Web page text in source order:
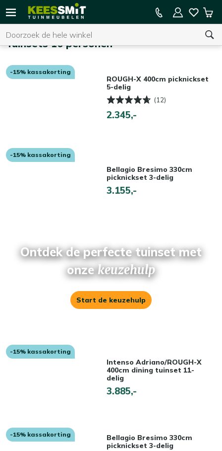
Kees
Tuinmeubelen
U heeft geen product(en) in uw winkelwagen.
15% kassakorting op de hele collectie
Tuinsets 10 personen
-15% kassakorting
ROUGH-X 400cm picknickset
5-delig
(12)
2.345,-
-15% kassakorting
Bellagio Bresimo 330cm
picknickset 3-delig
3.155,-
Ontdek de perfecte tuinset met
onzekeuzehulp
Start de keuzehulp
-15% kassakorting
Intenso Adriano/ROUGH-X
400cm dining tuinset 11-
delig
3.885,-
-15% kassakorting
Bellagio Bresimo 330cm
picknickset 3-delig